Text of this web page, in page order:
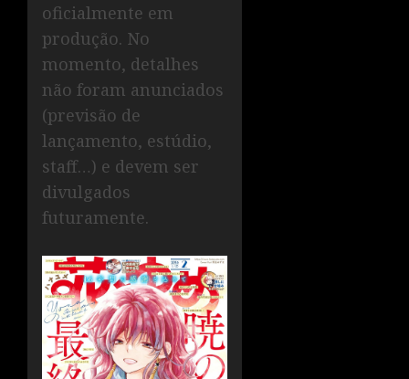
oficialmente em
produção. No
momento, detalhes
não foram anunciados
(previsão de
lançamento, estúdio,
staff…) e devem ser
divulgados
futuramente.